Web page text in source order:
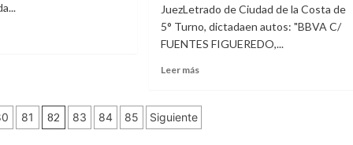
JuezLetrado de Ciudad de la Costa de
5° Turno, dictadaen autos: "BBVA C/
FUENTES FIGUEREDO,...
Leer másLeer
JUDICIAL
81 82 83 84 85 Siguiente